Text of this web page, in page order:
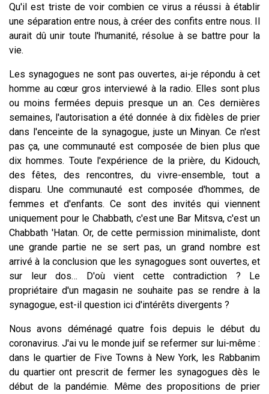
Qu'il est triste de voir combien ce virus a réussi à établir
une séparation entre nous, à créer des confits entre nous. Il
aurait dû unir toute l'humanité, résolue à se battre pour la
vie.
Les synagogues ne sont pas ouvertes, ai-je répondu à cet
homme au cœur gros interviewé à la radio. Elles sont plus
ou moins fermées depuis presque un an. Ces dernières
semaines, l'autorisation a été donnée à dix fidèles de prier
dans l'enceinte de la synagogue, juste un Minyan. Ce n'est
pas ça, une communauté est composée de bien plus que
dix hommes. Toute l'expérience de la prière, du Kidouch,
des fêtes, des rencontres, du vivre-ensemble, tout a
disparu. Une communauté est composée d'hommes, de
femmes et d'enfants. Ce sont des invités qui viennent
uniquement pour le Chabbath, c'est une Bar Mitsva, c'est un
Chabbath 'Hatan. Or, de cette permission minimaliste, dont
une grande partie ne se sert pas, un grand nombre est
arrivé à la conclusion que les synagogues sont ouvertes, et
sur leur dos… D'où vient cette contradiction ? Le
propriétaire d'un magasin ne souhaite pas se rendre à la
synagogue, est-il question ici d'intérêts divergents ?
Nous avons déménagé quatre fois depuis le début du
coronavirus. J'ai vu le monde juif se refermer sur lui-même :
dans le quartier de Five Towns à New York, les Rabbanim
du quartier ont prescrit de fermer les synagogues dès le
début de la pandémie. Même des propositions de prier